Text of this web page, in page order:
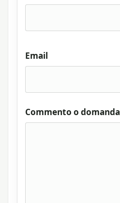
Email
Commento o domanda